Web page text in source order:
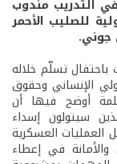
التدريب مندوب
للصليب الأحمر
جوني.
لغاية 4 آب واختتمت باحتفال تسلّم خلاله
الإنساني وحقوق
أوضح فيها أن
سيتولون إسداء
العمليات العسكرية
في إعطاء